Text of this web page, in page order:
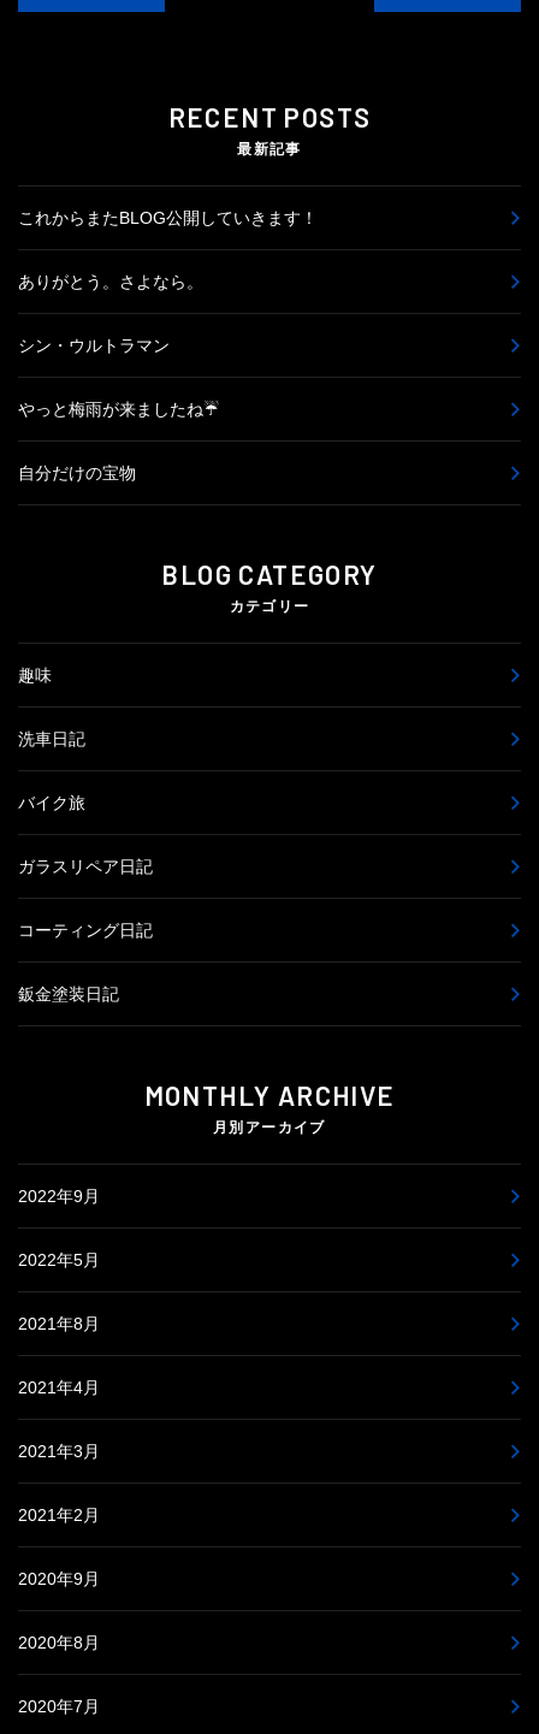
RECENT POSTS
最新記事
これからまたBLOG公開していきます！
ありがとう。さよなら。
シン・ウルトラマン
やっと梅雨が来ましたね☔
自分だけの宝物
BLOG CATEGORY
カテゴリー
趣味
洗車日記
バイク旅
ガラスリペア日記
コーティング日記
鈑金塗装日記
MONTHLY ARCHIVE
月別アーカイブ
2022年9月
2022年5月
2021年8月
2021年4月
2021年3月
2021年2月
2020年9月
2020年8月
2020年7月